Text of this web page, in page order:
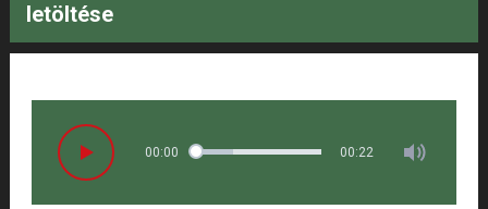
letöltése
00:00 00:22